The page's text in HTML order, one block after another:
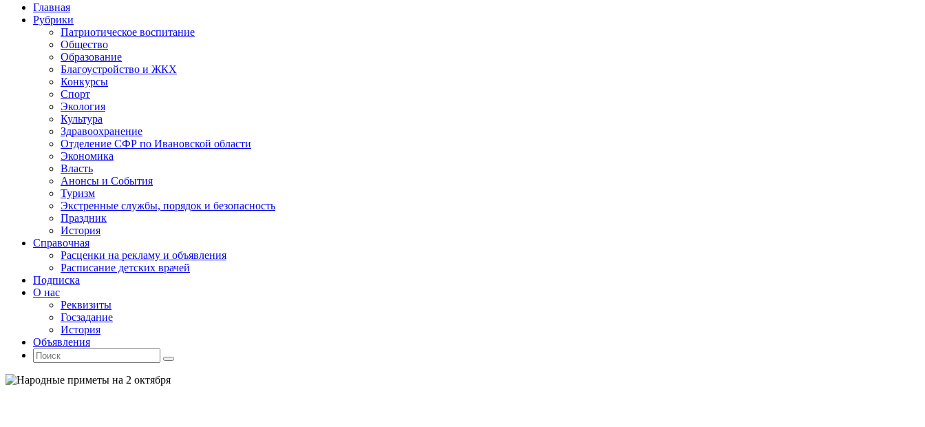
Промотать
содержимому
Главная
Рубрики
Патриотическое воспитание
Общество
Образование
Благоустройство и ЖКХ
Конкурсы
Спорт
Экология
Культура
Здравоохранение
Отделение СФР по Ивановской области
Экономика
Власть
Анонсы и События
Туризм
Экстренные службы, порядок и безопасность
Праздник
История
Справочная
Расценки на рекламу и объявления
Расписание детских врачей
Подписка
О нас
Реквизиты
Госзадание
История
Объявления
Поиск
Искать:
Поиск